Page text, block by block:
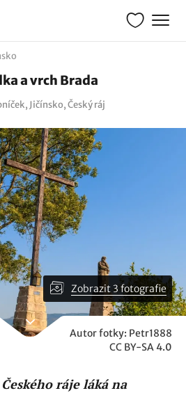
a vrch Brada
Jičínsko, Český ráj
Zobrazit 3 fotografie
Autor fotky: Petr1888
CC BY-SA 4.0
ráje láká na